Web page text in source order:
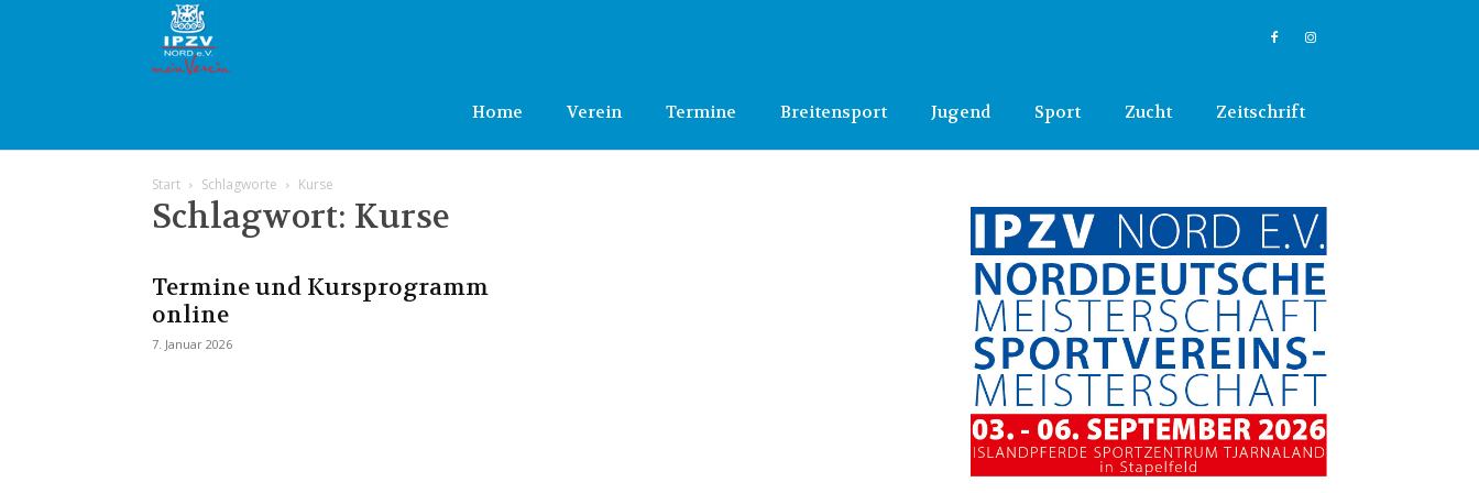
Home Verein Termine Breitensport Jugend Sport Zucht Zeitschrift
Start Schlagworte Kurse
Schlagwort: Kurse
Termine und Kursprogramm
online
7. Januar 2026